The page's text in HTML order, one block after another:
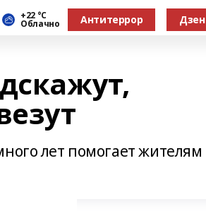
+22 °С
Облачно Антитеррор Дзен
лет помогает жителям